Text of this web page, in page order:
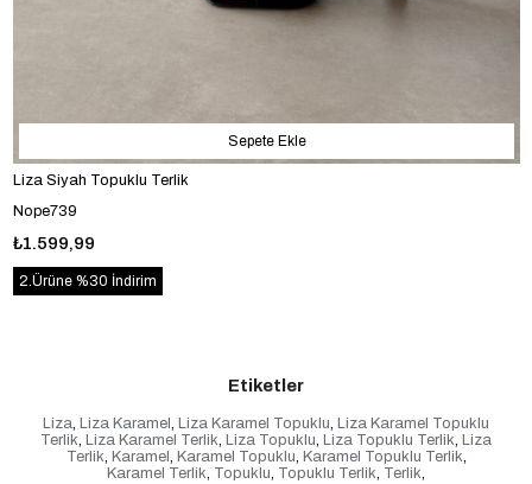
Liza Siyah Topuklu Terlik
Nope739
₺1.599,99
2.Ürüne %30 İndirim
Sepete Ekle
Etiketler
Liza, Liza Karamel , Liza Karamel Topuklu, Liza Karamel Topuklu
Terlik, Liza Karamel Terlik, Liza Topuklu, Liza Topuklu Terlik, Liza
Terlik, Karamel , Karamel Topuklu, Karamel Topuklu Terlik,
Karamel Terlik, Topuklu, Topuklu Terlik, Terlik,